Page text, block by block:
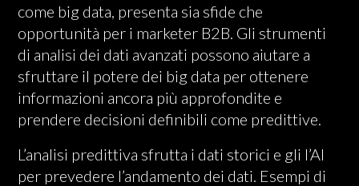
come big data, presenta sia sfide che
opportunità per i marketer B2B. Gli strumenti
di analisi dei dati avanzati possono aiutare a
sfruttare il potere dei big data per ottenere
informazioni ancora più approfondite e
prendere decisioni definibili come predittive.
L’analisi predittiva sfrutta i dati storici e gli l’AI
per prevedere l’andamento dei dati. Esempi di